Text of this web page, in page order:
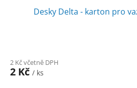
Desky Delta - karton pro
2 Kč včetně DPH
2 Kč / ks